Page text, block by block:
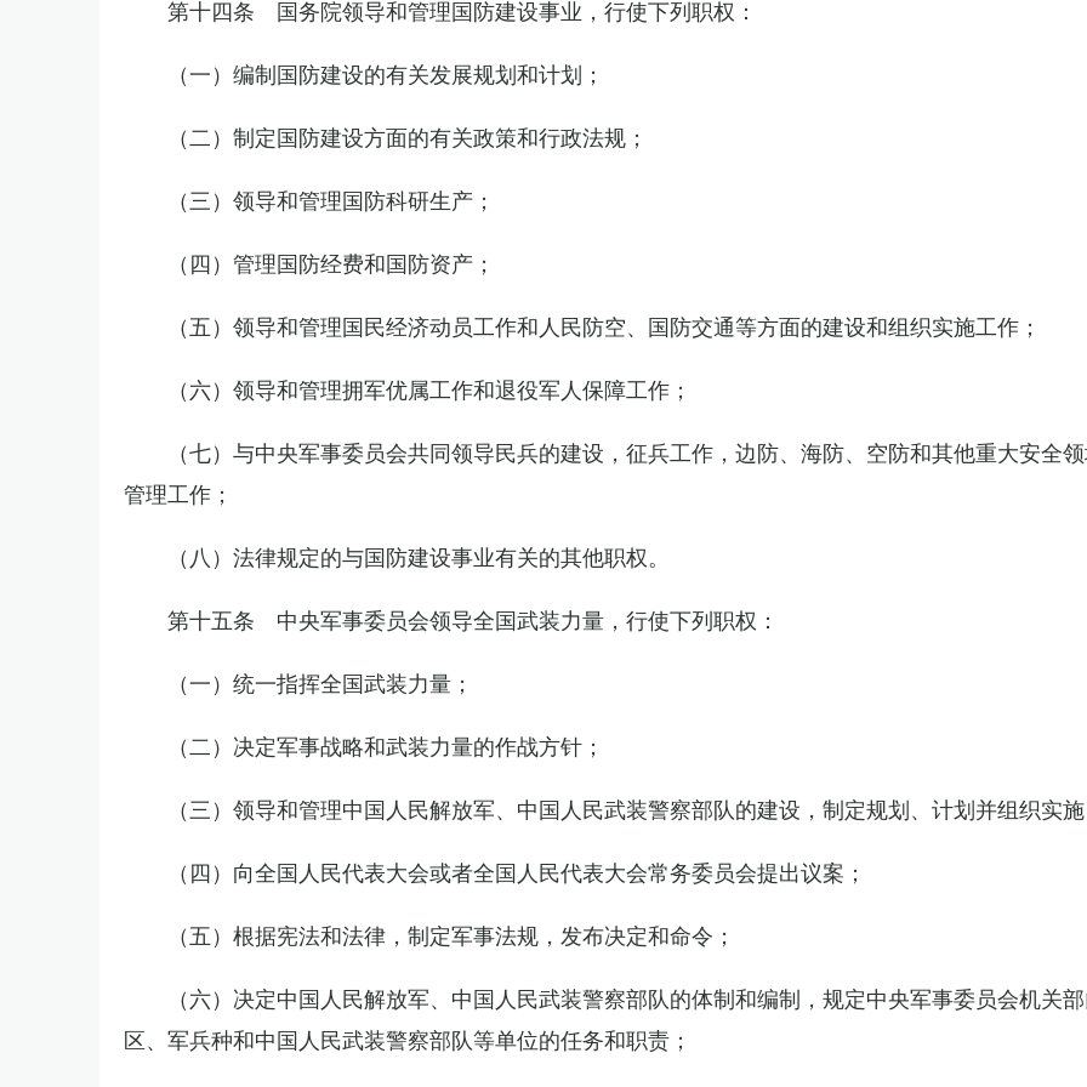
第十四条 国务院领导和管理国防建设事业，行使下列职权：
（一）编制国防建设的有关发展规划和计划；
（二）制定国防建设方面的有关政策和行政法规；
（三）领导和管理国防科研生产；
（四）管理国防经费和国防资产；
（五）领导和管理国民经济动员工作和人民防空、国防交通等方面的建设和组织实施工作；
（六）领导和管理拥军优属工作和退役军人保障工作；
（七）与中央军事委员会共同领导民兵的建设，征兵工作，边防、海防、空防和其他重大安全
管理工作；
（八）法律规定的与国防建设事业有关的其他职权。
第十五条 中央军事委员会领导全国武装力量，行使下列职权：
（一）统一指挥全国武装力量；
（二）决定军事战略和武装力量的作战方针；
（三）领导和管理中国人民解放军、中国人民武装警察部队的建设，制定规划、计划并组织实
（四）向全国人民代表大会或者全国人民代表大会常务委员会提出议案；
（五）根据宪法和法律，制定军事法规，发布决定和命令；
（六）决定中国人民解放军、中国人民武装警察部队的体制和编制，规定中央军事委员会机关
区、军兵种和中国人民武装警察部队等单位的任务和职责；